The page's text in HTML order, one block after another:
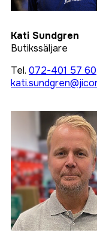
Kati Sundgren
Butikssäljare
Tel. 072-401 57 60